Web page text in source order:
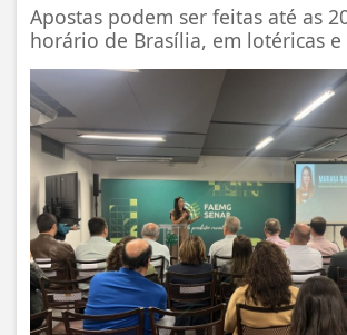
Apostas podem ser feitas até as
horário de Brasília, em lotéricas e